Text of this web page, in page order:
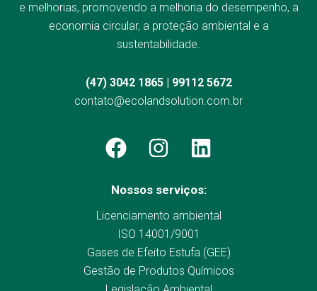
e melhorias, promovendo a melhoria do desempenho, a
economia circular, a proteção ambiental e a
sustentabilidade.
(47) 3042 1865 | 99112 5672
contato@ecolandsolution.com.br
Nossos serviços:
Licenciamento ambiental
ISO 14001/9001
Gases de Efeito Estufa (GEE)
Gestão de Produtos Químicos